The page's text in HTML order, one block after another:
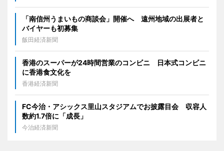
「南信州うまいもの商談会」開催へ 遠州地域の出展者と
バイヤーも初募集
飯田経済新聞
香港のスーパーが24時間営業のコンビニ 日本式コンビニ
に香港食文化を
香港経済新聞
FC今治・アシックス里山スタジアムでお披露目会 収容人
数約1.7倍に「成長」
今治経済新聞